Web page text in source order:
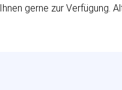
Ihnen gerne zur Verfügung.